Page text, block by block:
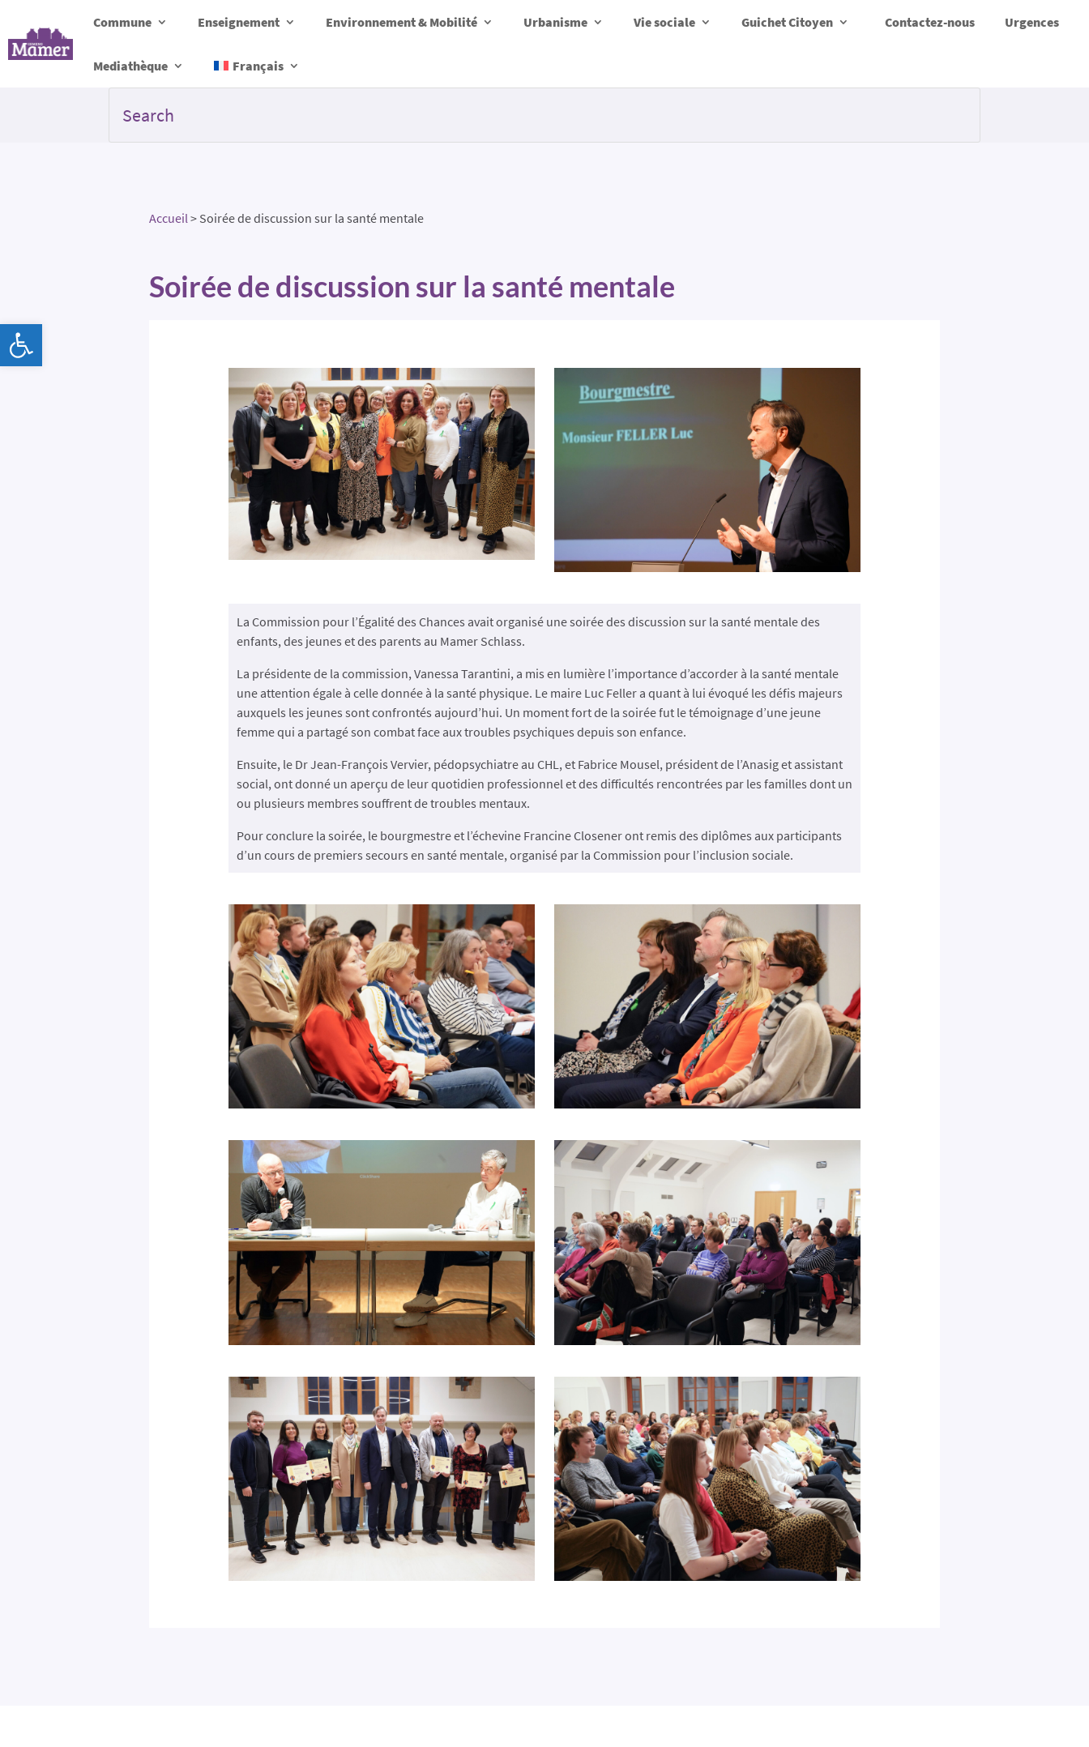
Commune Enseignement Environnement & Mobilité Urbanisme Vie sociale Guichet Citoyen Contactez-nous Urgences
Mediathèque Français
Accueil> Soirée de discussion sur la santé mentale
Soirée de discussion sur la santé mentale
La Commission pour l’Égalité des Chances avait organisé une soirée des discussion sur la santé mentale des
enfants, des jeunes et des parents au Mamer Schlass.
La présidente de la commission, Vanessa Tarantini, a mis en lumière l’importance d’accorder à la santé mentale
une attention égale à celle donnée à la santé physique. Le maire Luc Feller a quant à lui évoqué les défis majeurs
auxquels les jeunes sont confrontés aujourd’hui. Un moment fort de la soirée fut le témoignage d’une jeune
femme qui a partagé son combat face aux troubles psychiques depuis son enfance.
Ensuite, le Dr Jean-François Vervier, pédopsychiatre au CHL, et Fabrice Mousel, président de l’Anasig et assistant
social, ont donné un aperçu de leur quotidien professionnel et des difficultés rencontrées par les familles dont un
ou plusieurs membres souffrent de troubles mentaux.
Pour conclure la soirée, le bourgmestre et l’échevine Francine Closener ont remis des diplômes aux participants
d’un cours de premiers secours en santé mentale, organisé par la Commission pour l’inclusion sociale.
Ouvrir la barre d’outils